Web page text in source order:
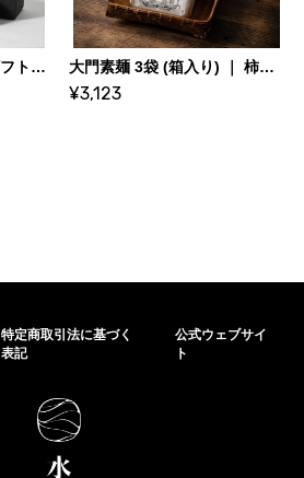
ほたるいか沖漬け3種 ギフトセット｜ 松本魚問屋 大門素麺 3袋 (箱入り) ｜ 柿里 大門素麺
¥3,123
特定商取引法に基づく
表記
公式ウェブサイ
ト